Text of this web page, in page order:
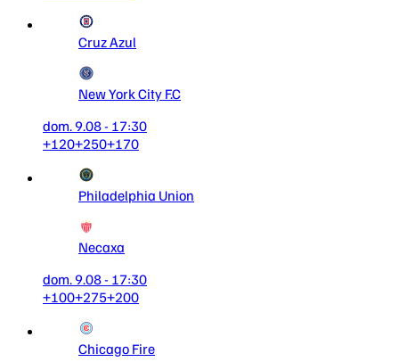
Cruz Azul
New York City F.C
dom. 9.08 - 17:30
+120+250+170
Philadelphia Union
Necaxa
dom. 9.08 - 17:30
+100+275+200
Chicago Fire